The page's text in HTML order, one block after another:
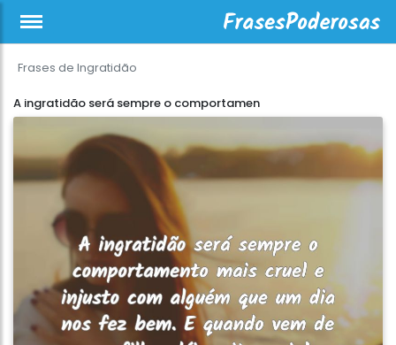
Frases de Ingratidão
A ingratidão será sempre o comportamen